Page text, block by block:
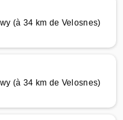
(à 34 km de Velosnes)
(à 34 km de Velosnes)